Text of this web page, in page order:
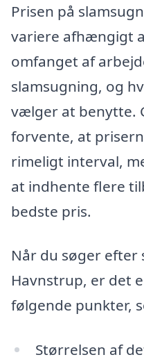
Prisen på
variere afhængigt
omfanget af
slamsugning, og
vælger at benytte.
forvente, at
rimeligt interval,
at indhente flere
bedste pris.
Når du søger efter
Havnstrup, er det
følgende punkter,
Størrelsen af